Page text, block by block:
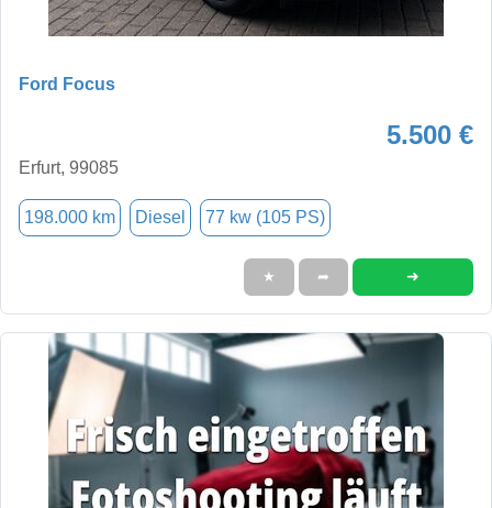
Ford Focus
5.500 €
Erfurt, 99085
198.000 km Diesel 77 kw (105 PS)
★ ➦ ➜